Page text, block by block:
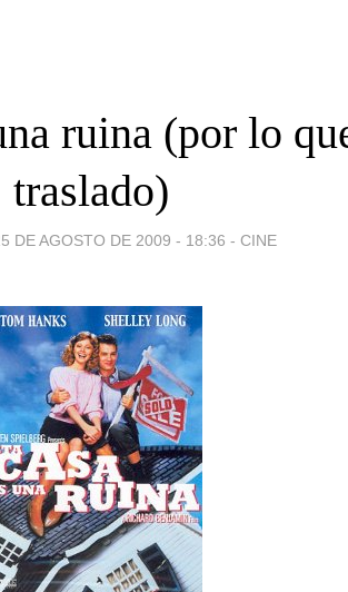
ruina (por lo
traslado)
DE AGOSTO DE 2009 - 18:36 - CINE